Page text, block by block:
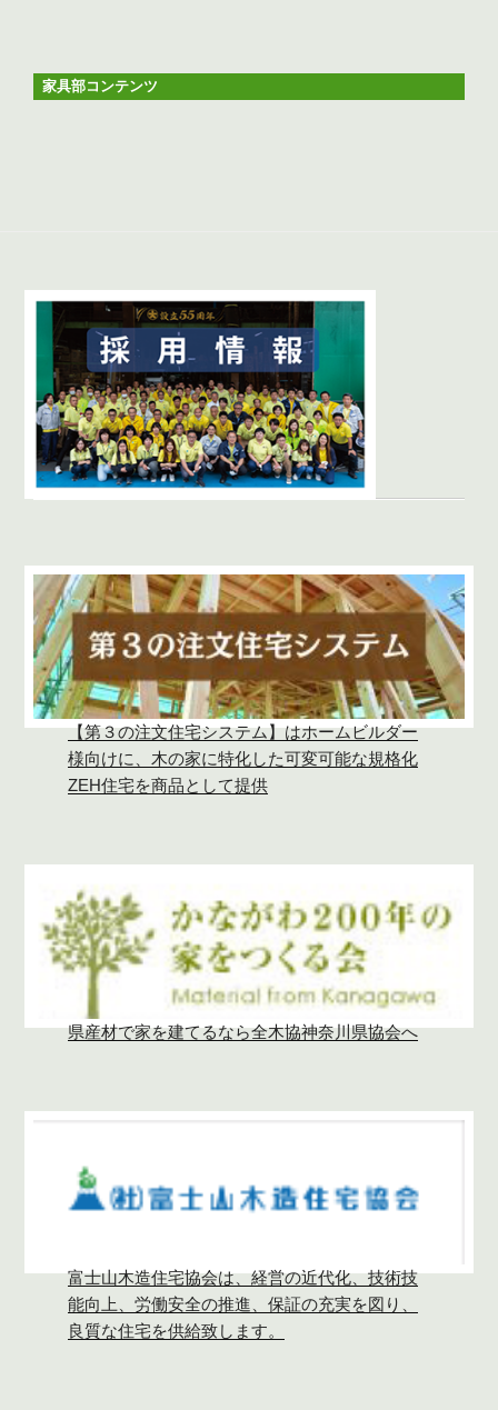
家具部コンテンツ
【第３の注文住宅システム】はホームビルダー
様向けに、木の家に特化した可変可能な規格化
ZEH住宅を商品として提供
県産材で家を建てるなら全木協神奈川県協会へ
富士山木造住宅協会は、経営の近代化、技術技
能向上、労働安全の推進、保証の充実を図り、
良質な住宅を供給致します。